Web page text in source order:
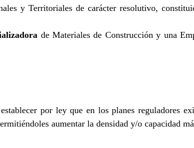
y Territoriales de carácter resolutivo,
de Materiales de Construcción y una
por ley que en los planes reguladores
aumentar la densidad y/o capacidad